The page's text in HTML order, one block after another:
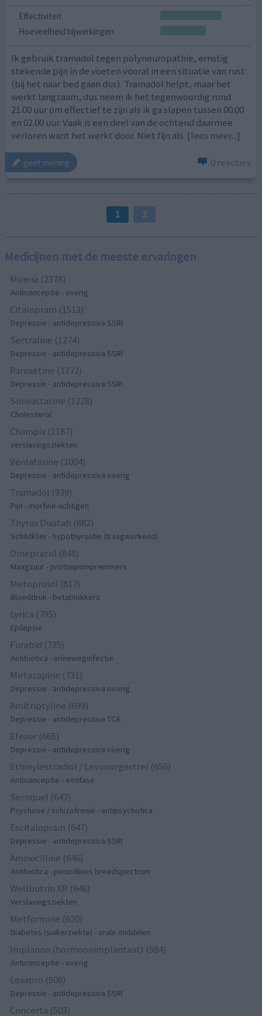
Effectiviteit
Hoeveelheid bijwerkingen
Ik gebruik tramadol tegen polyneuropathie, ernstig
stekende pijn in de voeten vooral in een situatie van rust
(bij het naar bed gaan dus). Tramadol helpt, maar het
werkt langzaam, dus neem ik het tegenwoordig rond
21.00 uur om effectief te zijn als ik ga slapen tussen 00.00
en 02.00 uur. Vaak is een deel van de ochtend daarmee
verloren want het werkt door. Niet fijn als [lees meer...]
geef mening 0 reacties
1 2
Medicijnen met de meeste ervaringen
Mirena (2378)
Anticonceptie - overig
Citalopram (1513)
Depressie - antidepressiva SSRI
Sertraline (1274)
Depressie - antidepressiva SSRI
Paroxetine (1272)
Depressie - antidepressiva SSRI
Simvastatine (1228)
Cholesterol
Champix (1187)
Verslavingsziekten
Venlafaxine (1004)
Depressie - antidepressiva overig
Tramadol (939)
Pijn - morfine-achtigen
Thyrax Duotab (882)
Schildklier - hypothyroidie (traagwerkend)
Omeprazol (848)
Maagzuur - protonpompremmers
Metoprolol (817)
Bloeddruk - betablokkers
Lyrica (795)
Epilepsie
Furabid (735)
Antibiotica - urineweginfectie
Mirtazapine (731)
Depressie - antidepressiva overig
Amitriptyline (699)
Depressie - antidepressiva TCA
Efexor (665)
Depressie - antidepressiva overig
Ethinylestradiol / Levonorgestrel (656)
Anticonceptie - eenfase
Seroquel (647)
Psychose / schizofrenie - antipsychotica
Escitalopram (647)
Depressie - antidepressiva SSRI
Amoxicilline (646)
Antibiotica - penicillines breedspectrum
Wellbutrin XR (646)
Verslavingsziekten
Metformine (620)
Diabetes (suikerziekte) - orale middelen
Implanon (hormoonimplantaat) (584)
Anticonceptie - overig
Lexapro (509)
Depressie - antidepressiva SSRI
Concerta (503)